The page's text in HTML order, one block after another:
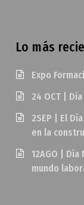
Lo más
Expo
24 OCT |
2SEP | El
en la
12AGO |
mundo